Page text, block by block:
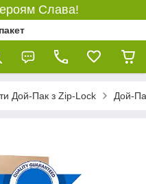
Слава!
Дой-Пак з Zip-Lock Дой-